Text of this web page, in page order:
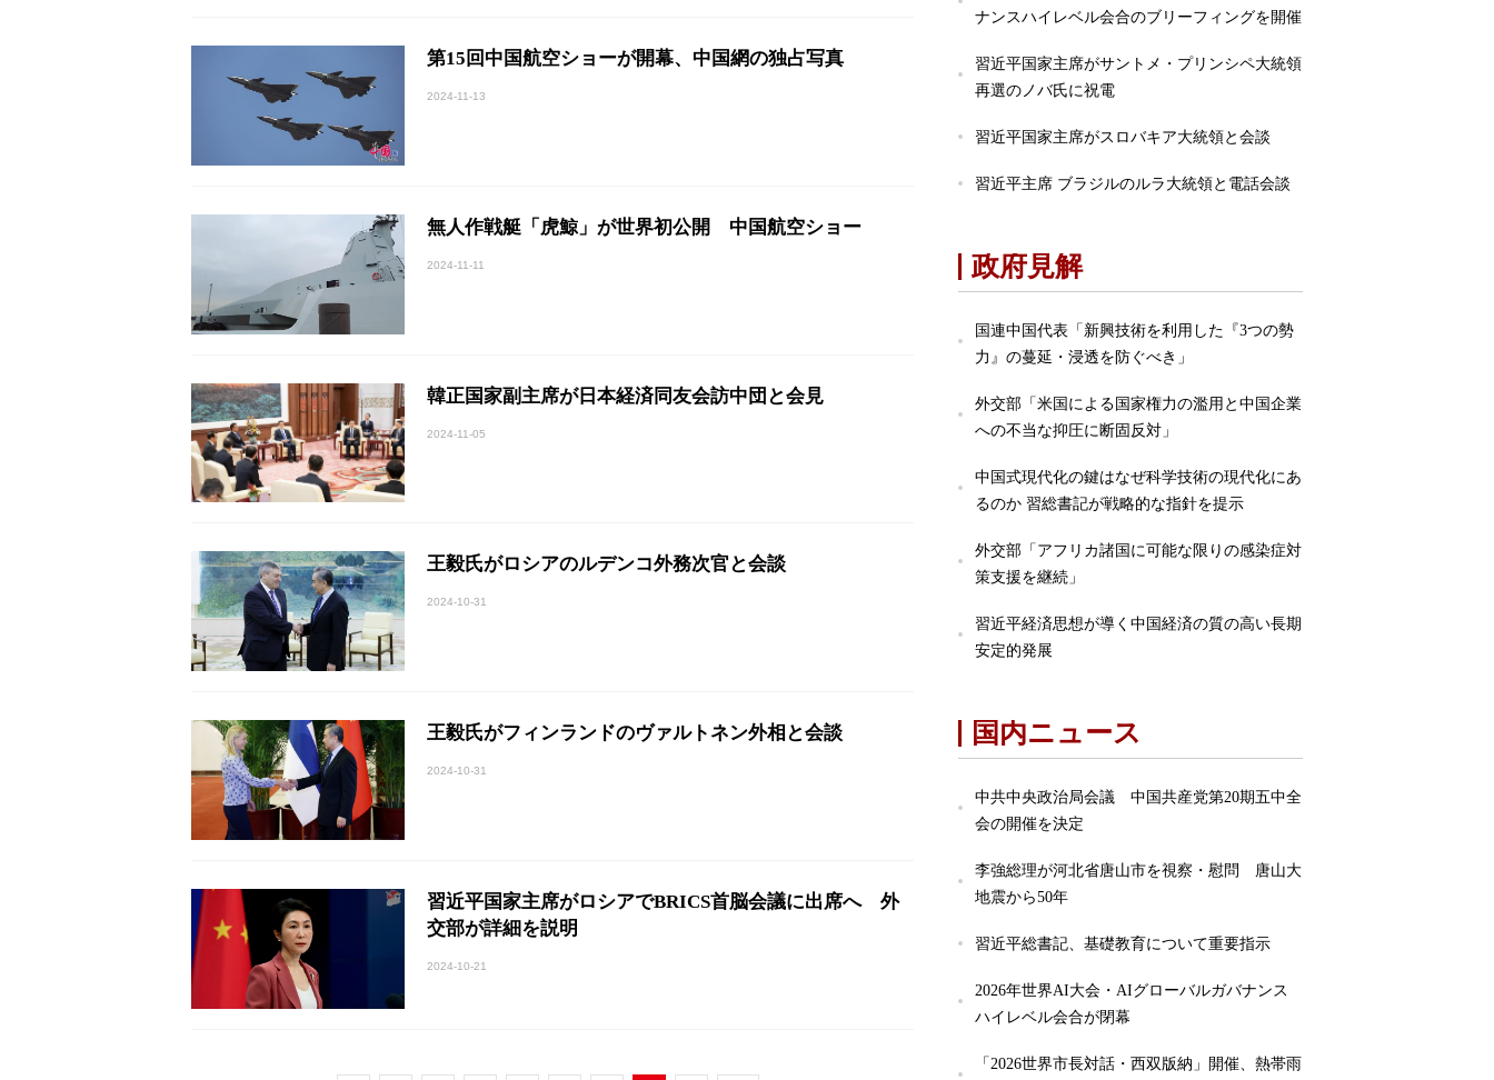
第15回中国航空ショーが開幕、中国網の独占写真
2024-11-13
無人作戦艇「虎鯨」が世界初公開 中国航空ショー
2024-11-11
韓正国家副主席が日本経済同友会訪中団と会見
2024-11-05
王毅氏がロシアのルデンコ外務次官と会談
2024-10-31
王毅氏がフィンランドのヴァルトネン外相と会談
2024-10-31
習近平国家主席がロシアでBRICS首脳会議に出席へ 外
交部が詳細を説明
2024-10-21
ナンスハイレベル会合のブリーフィングを開催
習近平国家主席がサントメ・プリンシペ大統領
再選のノバ氏に祝電
習近平国家主席がスロバキア大統領と会談
習近平主席 ブラジルのルラ大統領と電話会談
政府見解
国連中国代表「新興技術を利用した『3つの勢
力』の蔓延・浸透を防ぐべき」
外交部「米国による国家権力の濫用と中国企業
への不当な抑圧に断固反対」
中国式現代化の鍵はなぜ科学技術の現代化にあ
るのか 習総書記が戦略的な指針を提示
外交部「アフリカ諸国に可能な限りの感染症対
策支援を継続」
習近平経済思想が導く中国経済の質の高い長期
安定的発展
国内ニュース
中共中央政治局会議 中国共産党第20期五中全
会の開催を決定
李強総理が河北省唐山市を視察・慰問 唐山大
地震から50年
習近平総書記、基礎教育について重要指示
2026年世界AI大会・AIグローバルガバナンス
ハイレベル会合が閉幕
「2026世界市長対話・西双版納」開催、熱帯雨